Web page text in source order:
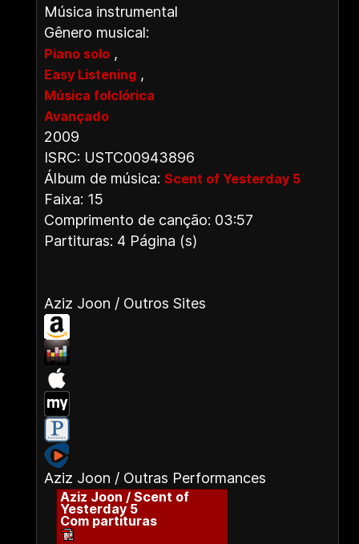
Música instrumental
Gênero musical:
Piano solo ,
Easy Listening ,
Música folclórica
Avançado
2009
ISRC: USTC00943896
Álbum de música: Scent of Yesterday 5
Faixa: 15
Comprimento de canção: 03:57
Partituras: 4 Página (s)
Aziz Joon / Outros Sites
Aziz Joon / Outras Performances
Aziz Joon / Scent of
Yesterday 5
Com partituras